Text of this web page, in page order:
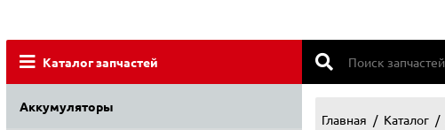
Каталог запчастей
Аккумуляторы
Главная Каталог